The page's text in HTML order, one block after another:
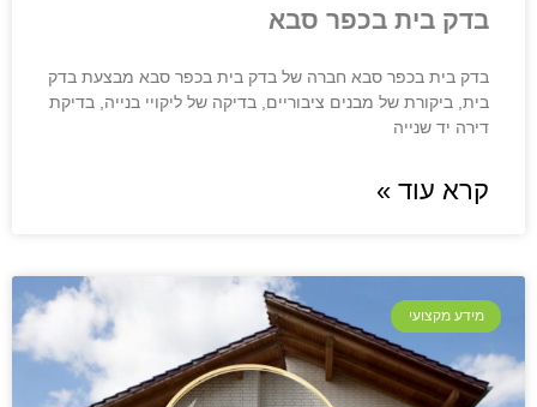
בדק בית בכפר סבא
בדק בית בכפר סבא חברה של בדק בית בכפר סבא מבצעת בדק
בית, ביקורת של מבנים ציבוריים, בדיקה של ליקויי בנייה, בדיקת
דירה יד שנייה
קרא עוד »
מידע מקצועי